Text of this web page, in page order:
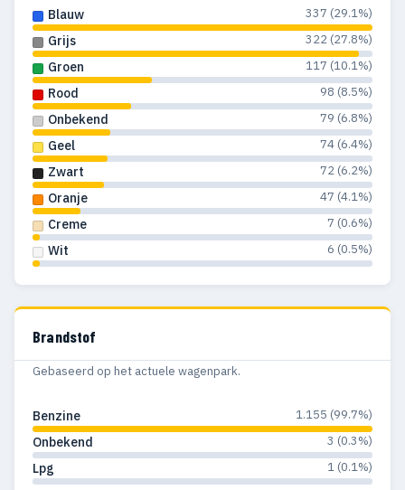
Blauw 337 (29.1%)
Grijs 322 (27.8%)
Groen 117 (10.1%)
Rood 98 (8.5%)
Onbekend 79 (6.8%)
Geel 74 (6.4%)
Zwart 72 (6.2%)
Oranje 47 (4.1%)
Creme 7 (0.6%)
Wit 6 (0.5%)
Brandstof
Gebaseerd op het actuele wagenpark.
Benzine 1.155 (99.7%)
Onbekend 3 (0.3%)
Lpg 1 (0.1%)